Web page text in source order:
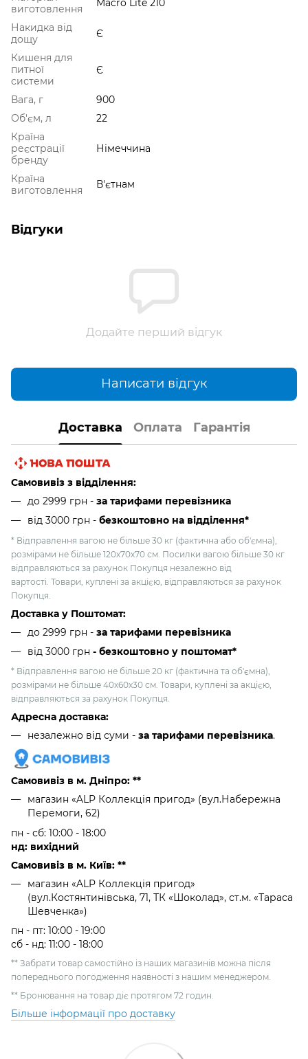
виготовлення
Накидка від
дощу
Є
Кишеня для
питної
системи
Є
Вага, г
900
Об'єм, л
22
Країна
реєстрації
бренду
Німеччина
Країна
виготовлення
В'єтнам
Відгуки
Додайте перший відгук
Написати відгук
Доставка Оплата Гарантія
Самовивіз з відділення:
до 2999 грн - за тарифами перевізника
від 3000 грн - безкоштовно на відділення*
* Відправлення вагою не більше 30 кг (фактична або об'ємна),
розмірами не більше 120х70х70 см. Посилки вагою більше 30 кг
відправляються за рахунок Покупця незалежно від
вартості. Товари, куплені за акцією, відправляються за рахунок
Покупця.
Доставка у Поштомат:
до 2999 грн - за тарифами перевізника
від 3000 грн - безкоштовно у поштомат*
* Відправлення вагою не більше 20 кг (фактична та об'ємна),
розмірами не більше 40х60х30 см. Товари, куплені за акцією,
відправляються за рахунок Покупця.
Адресна доставка:
незалежно від суми - за тарифами перевізника.
Самовивіз в м. Дніпро: **
магазин «ALP Коллекція пригод» (вул.Набережна
Перемоги, 62)
пн - сб: 10:00 - 18:00
нд: вихідний
Самовивіз в м. Київ: **
магазин «ALP Коллекція пригод»
(вул.Костянтинівська, 71, ТК «Шоколад», ст.м. «Тараса
Шевченка»)
пн - пт: 10:00 - 19:00
сб - нд: 11:00 - 18:00
** Забрати товар самостійно із наших магазинів можна після
попереднього погодження наявності з нашим менеджером.
** Бронювання на товар діє протягом 72 годин.
Більше інформації про доставку